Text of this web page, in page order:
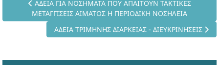
Προηγούμενο άρθρο: ΑΔΕΙΑ ΓΙΑ ΝΟΣΗΜΑΤΑ ΠΟΥ
ΑΔΕΙΑ ΓΙΑ ΝΟΣΗΜΑΤΑ ΠΟΥ ΑΠΑΙΤΟΥΝ ΤΑΚΤΙΚΕΣ
ΜΕΤΑΓΓΙΣΕΙΣ ΑΙΜΑΤΟΣ Η ΠΕΡΙΟΔΙΚΗ ΝΟΣΗΛΕΙΑ
Επόμενο άρθρο: ΑΔΕΙΑ ΤΡΙΜΗΝΗΣ ΔΙΑΡΚΕΙΑΣ -
ΑΔΕΙΑ ΤΡΙΜΗΝΗΣ ΔΙΑΡΚΕΙΑΣ - ΔΙΕΥΚΡΙΝΗΣΕΙΣ